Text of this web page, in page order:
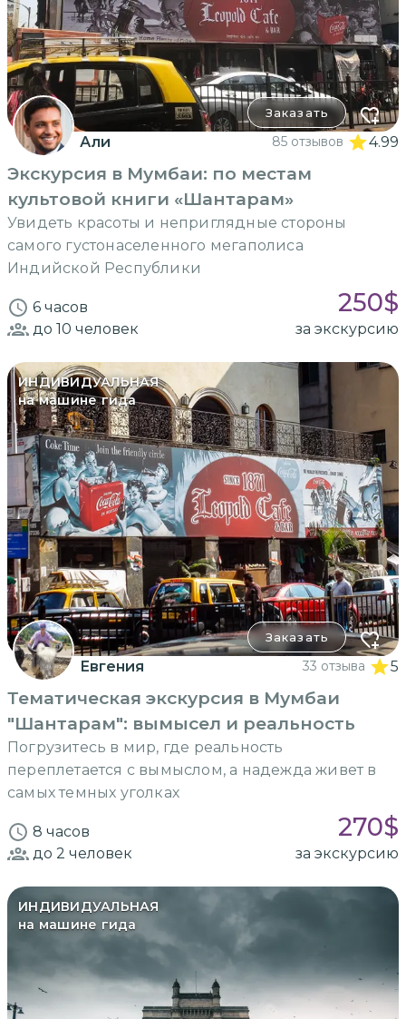
Заказать
Али 85 отзывов 4.99
Экскурсия в Мумбаи: по местам
культовой книги «Шантарам»
Увидеть красоты и неприглядные стороны
самого густонаселенного мегаполиса
Индийской Республики
6 часов 250$
до 10 человек за экскурсию
ИНДИВИДУАЛЬНАЯ
на машине гида
Заказать
Евгения 33 отзыва 5
Тематическая экскурсия в Мумбаи
"Шантарам": вымысел и реальность
Погрузитесь в мир, где реальность
переплетается с вымыслом, а надежда живет в
самых темных уголках
8 часов 270$
до 2 человек за экскурсию
ИНДИВИДУАЛЬНАЯ
на машине гида